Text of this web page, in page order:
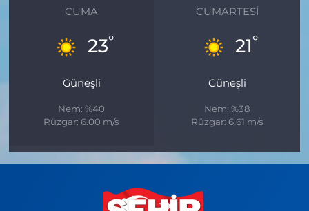
CUMA
23°
Güneşli
Nem: %40
Rüzgar: 6.00 m/s
CUMARTESI
21°
Güneşli
Nem: %38
Rüzgar: 6.61 m/s